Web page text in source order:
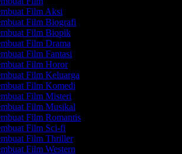
Film Aksi
Film Biografi
Film Biopik
Film Drama
Film Fantasi
Film Horor
Film Keluarga
Film Komedi
Film Misteri
Film Musikal
Film Romantis
Film Sci-fi
Film Thriller
Film Western